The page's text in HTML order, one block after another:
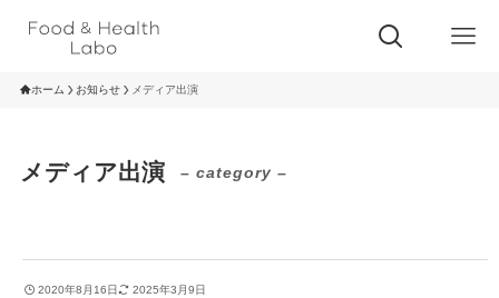
ホーム お知らせ メディア出演
メディア出演 – category –
2020年8月16日 2025年3月9日